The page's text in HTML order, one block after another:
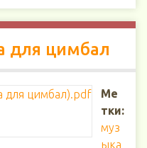
для цимбал
Ме
тки:
муз
ыка